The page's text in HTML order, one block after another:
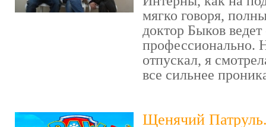
мягко говоря,
доктор Быков ведет
профессионально.
отпускал, я
все сильнее
Щенячий